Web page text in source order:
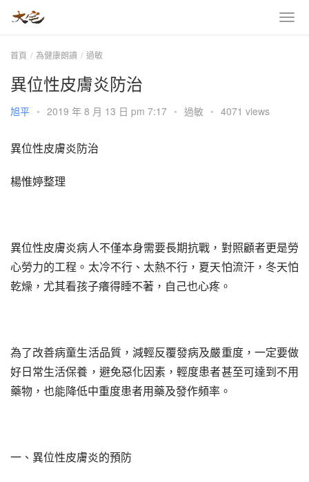
首頁 為健康朗讀 過敏
異位性皮膚炎防治
旭平 • 2019 年 8 月 13 日 pm 7:17 • 過敏 • 4071 views
異位性皮膚炎防治
楊惟婷整理
異位性皮膚炎病人不僅本身需要長期抗戰，對照顧者更是勞
心勞力的工程。太冷不行、太熱不行，夏天怕流汗，冬天怕
乾燥，尤其看孩子癢得睡不著，自己也心疼。
為了改善病童生活品質，減輕反覆發病及嚴重度，一定要做
好日常生活保養，避免惡化因素，輕度患者甚至可達到不用
藥物，也能降低中重度患者用藥及發作頻率。
一、異位性皮膚炎的預防